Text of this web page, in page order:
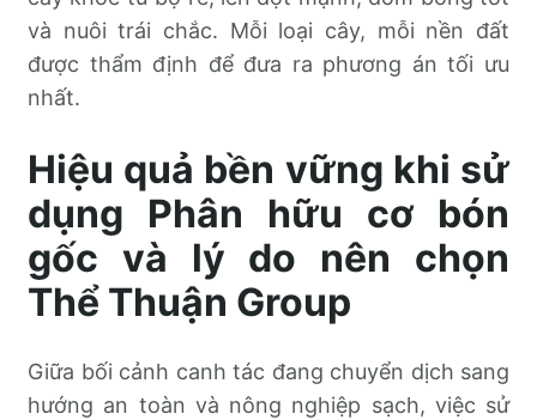
và nuôi trái chắc. Mỗi loại cây, mỗi nền đất
được thẩm định để đưa ra phương án tối ưu
nhất.
Hiệu quả bền vững khi sử
dụng Phân hữu cơ bón
gốc và lý do nên chọn
Thể Thuận Group
Giữa bối cảnh canh tác đang chuyển dịch sang
hướng an toàn và nông nghiệp sạch, việc sử